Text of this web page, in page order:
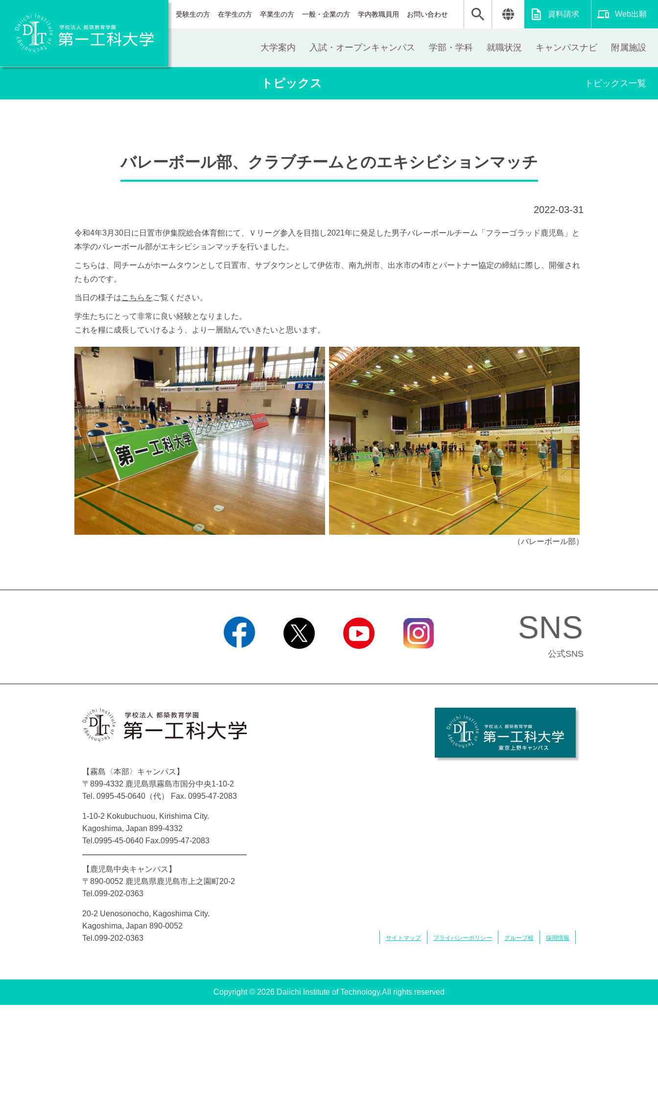
受験生の方 在学生の方 卒業生の方 一般・企業の方 学内教職員用 お問い合わせ 資料請求 Web出願
Daiichi Institute of Technology 大学案内 入試・オープンキャンパス 学部・学科 就職状況 キャンパスナビ 附属施設
トピックス トピックス一覧
バレーボール部、クラブチームとのエキシビションマッチ
2022-03-31
令和4年3月30日に日置市伊集院総合体育館にて、Ｖリーグ参入を目指し2021年に発足した男子バレーボールチーム「フラーゴラッド鹿児島」と
本学のバレーボール部がエキシビションマッチを行いました。
こちらは、同チームがホームタウンとして日置市、サブタウンとして伊佐市、南九州市、出水市の4市とパートナー協定の締結に際し、開催され
たものです。
当日の様子はこちらをご覧ください。
学生たちにとって非常に良い経験となりました。
これを糧に成長していけるよう、より一層励んでいきたいと思います。
（バレーボール部）
SNS
公式SNS
【霧島〈本部〉キャンパス】
〒899-4332 鹿児島県霧島市国分中央1-10-2
Tel. 0995-45-0640（代）
Fax. 0995-47-2083
1-10-2 Kokubuchuou, Kirishima City.
Kagoshima, Japan 899-4332
Tel.0995-45-0640 Fax.0995-47-2083
【鹿児島中央キャンパス】
〒890-0052 鹿児島県鹿児島市上之園町20-2
Tel.099-202-0363
20-2 Uenosonocho, Kagoshima City.
Kagoshima, Japan 890-0052
Tel.099-202-0363
サイトマップ プライバシーポリシー グループ校 採用情報
Copyright © 2026 Daiichi Institute of Technology.All rights reserved